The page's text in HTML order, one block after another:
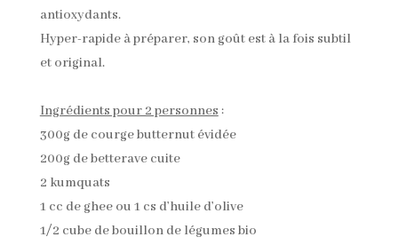
antioxydants.
Hyper-rapide à préparer, son goût est à la fois subtil
et original.
Ingrédients pour 2 personnes :
300g de courge butternut évidée
200g de betterave cuite
2 kumquats
1 cc de ghee ou 1 cs d’huile d’olive
1/2 cube de bouillon de légumes bio